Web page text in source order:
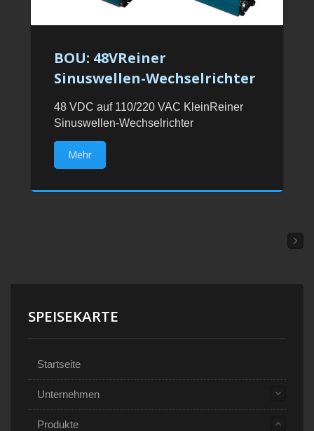
BOU: 48VReiner
Sinuswellen-Wechselrichter
48 VDC auf 110/220 VAC KleinReiner
Sinuswellen-Wechselrichter
Mehr
SPEISEKARTE
Startseite
Unternehmen
Produkte